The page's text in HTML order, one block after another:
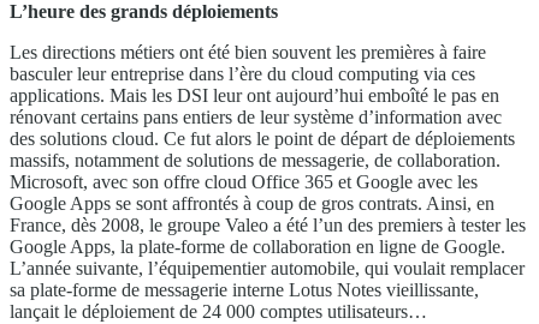
L’heure des grands déploiements
Les directions métiers ont été bien souvent les premières à faire
basculer leur entreprise dans l’ère du cloud computing via ces
applications. Mais les DSI leur ont aujourd’hui emboîté le pas en
rénovant certains pans entiers de leur système d’information avec
des solutions cloud. Ce fut alors le point de départ de déploiements
massifs, notamment de solutions de messagerie, de collaboration.
Microsoft, avec son offre cloud Office 365 et Google avec les
Google Apps se sont affrontés à coup de gros contrats. Ainsi, en
France, dès 2008, le groupe Valeo a été l’un des premiers à tester les
Google Apps, la plate-forme de collaboration en ligne de Google.
L’année suivante, l’équipementier automobile, qui voulait remplacer
sa plate-forme de messagerie interne Lotus Notes vieillissante,
lançait le déploiement de 24 000 comptes utilisateurs…